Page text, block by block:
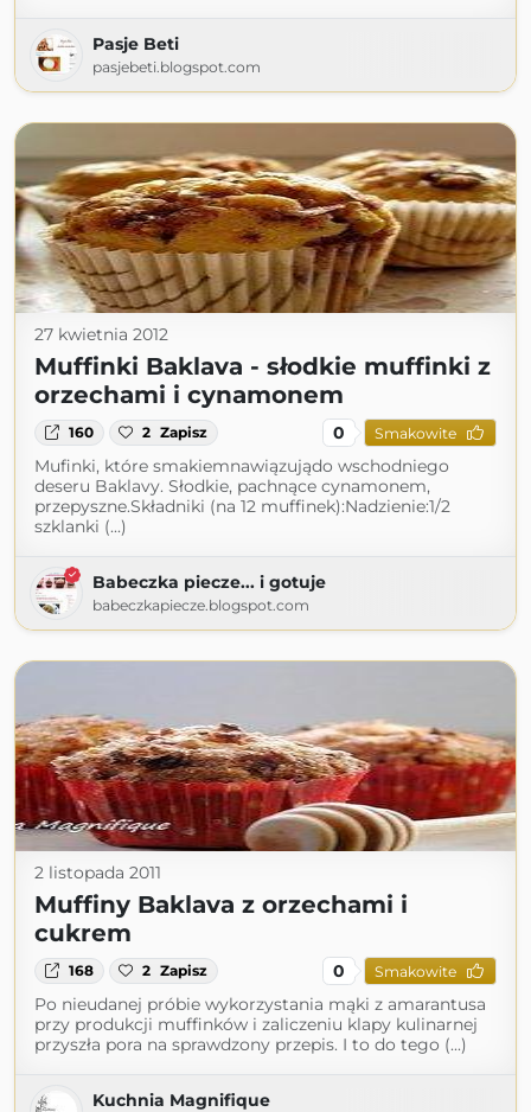
Pasje Beti
pasjebeti.blogspot.com
27 kwietnia 2012
Muffinki Baklava - słodkie muffinki z
orzechami i cynamonem
160 2 Zapisz 0 Smakowite
Mufinki, które smakiemnawiązujądo wschodniego
deseru Baklavy. Słodkie, pachnące cynamonem,
przepyszne.Składniki (na 12 muffinek):Nadzienie:1/2
szklanki (...)
Babeczka piecze... i gotuje
babeczkapiecze.blogspot.com
2 listopada 2011
Muffiny Baklava z orzechami i
cukrem
168 2 Zapisz 0 Smakowite
Po nieudanej próbie wykorzystania mąki z amarantusa
przy produkcji muffinków i zaliczeniu klapy kulinarnej
przyszła pora na sprawdzony przepis. I to do tego (...)
Kuchnia Magnifique